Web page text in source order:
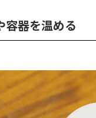
容器を温める